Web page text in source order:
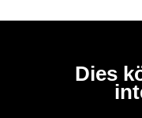
Dies